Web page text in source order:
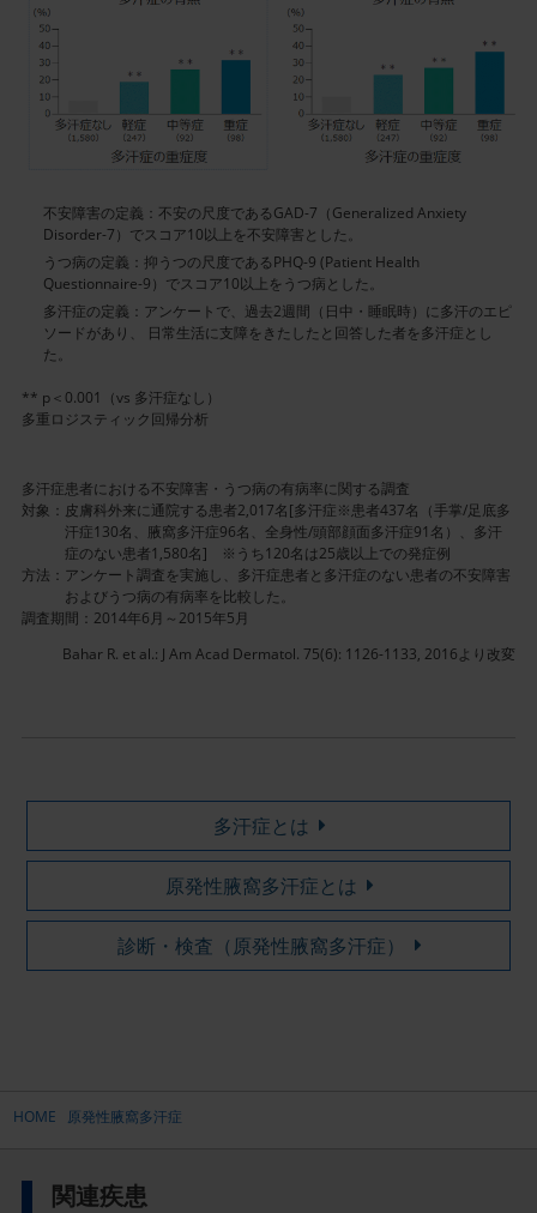
イ
ン
画
像
不安障害の定義：不安の尺度であるGAD-7（Generalized Anxiety
Disorder-7）でスコア10以上を不安障害とした。
うつ病の定義：抑うつの尺度であるPHQ-9 (Patient Health
Questionnaire-9）でスコア10以上をうつ病とした。
多汗症の定義：アンケートで、過去2週間（日中・睡眠時）に多汗のエピ
ソードがあり、
日常生活に支障をきたしたと回答した者を多汗症とし
た。
** p＜0.001（vs 多汗症なし）
多重ロジスティック回帰分析
多汗症患者における不安障害・うつ病の有病率に関する調査
対象： 皮膚科外来に通院する患者2,017名[多汗症※患者437名（手掌/足底多
汗症130名、腋窩多汗症96名、全身性/頭部顔面多汗症91名）、多汗
症のない患者1,580名] ※うち120名は25歳以上での発症例
方法： アンケート調査を実施し、多汗症患者と多汗症のない患者の不安障害
およびうつ病の有病率を比較した。
調査期間：2014年6月～2015年5月
Bahar R. et al.: J Am Acad Dermatol. 75(6): 1126-1133, 2016より改変
多汗症とは
原発性腋窩多汗症とは
診断・検査（原発性腋窩多汗症）
HOME 原発性腋窩多汗症
関連疾患